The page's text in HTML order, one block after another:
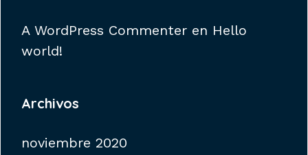
A WordPress Commenter en Hello
world!
Archivos
noviembre 2020